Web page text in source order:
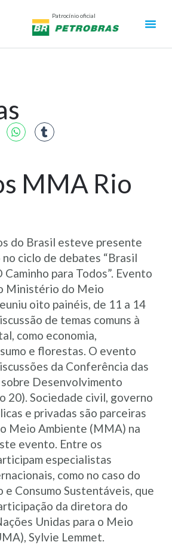
Patrocínio oficial
MMA Rio
do Brasil esteve presente
ciclo de debates “Brasil
para Todos”. Evento
Ministério do Meio
oito painéis, de 11 a 14
de temas comuns à
como economia,
e florestas. O evento
da Conferência das
Desenvolvimento
20). Sociedade civil, governo
e privadas são parceiras
Meio Ambiente (MMA) na
evento. Entre os
especialistas
como no caso do
e Consumo Sustentáveis, que
da diretora do
Unidas para o Meio
Sylvie Lemmet.